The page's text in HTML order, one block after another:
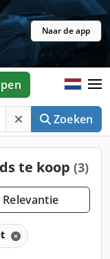
Naar de app
Zoeken
te koop (3)
Relevantie